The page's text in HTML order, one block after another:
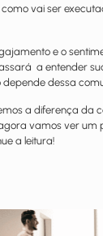
como vai ser
e o
a entender
dessa
a diferença da
vamos ver um
a leitura!